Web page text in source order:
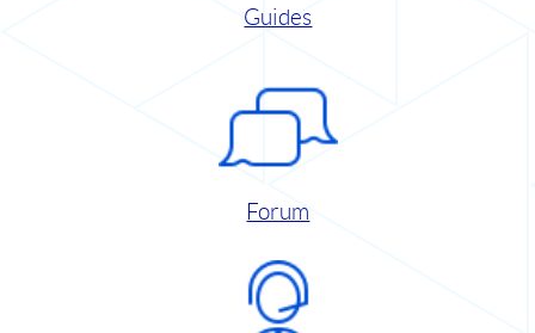
Guides
Forum